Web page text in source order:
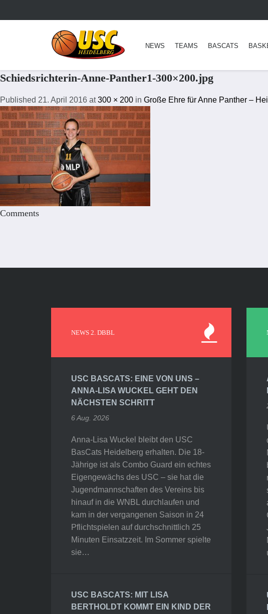
NEWS TEAMS BASCATS
Schiedsrichterin-Anne-Panther1-300×200.jpg
Published 21. April 2016 at300 × 200 in Große Ehre für Anne Panther –
Comments
NEWS 2. DBBL
USC BASCATS: EINE VON UNS –
ANNA-LISA WUCKEL GEHT DEN
NÄCHSTEN SCHRITT
6 Aug. 2026
Anna-Lisa Wuckel bleibt den USC
BasCats Heidelberg erhalten. Die 18-
Jährige ist als Combo Guard ein echtes
Eigengewächs des USC – sie hat die
Jugendmannschaften des Vereins bis
hinauf in die WNBL durchlaufen und
kam in der vergangenen Saison in 24
Pflichtspielen auf durchschnittlich 25
Minuten Einsatzzeit. Im Sommer spielte
sie…
USC BASCATS: MIT LISA
BERTHOLDT KOMMT EIN KIND DER